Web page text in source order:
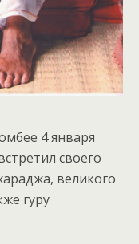
4 января
своего
великого
гуру